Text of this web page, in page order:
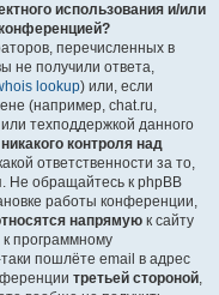
использования и/или
перечисленных в
не получили ответа,
lookup) или, если
(например, chat.ru,
техподдержкой данного
контроля над
ответственности за то,
Не обращайтесь к phpBB
работы конференции,
напрямую к сайту
программному
пошлёте email в адрес
третьей стороной,